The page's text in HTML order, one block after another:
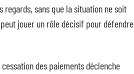
regards, sans que la situation ne soit
jouer un rôle décisif pour défendre
des paiements déclenche